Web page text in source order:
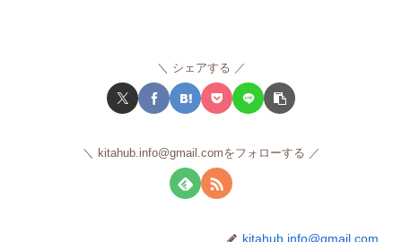
シェアする
kitahub.info@gmail.comをフォローする
kitahub.info@gmail.com